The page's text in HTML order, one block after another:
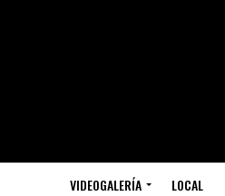
VIDEOGALERÍA LOCAL